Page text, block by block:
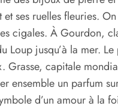
ses ruelles fleuries.
cigales. À Gourdon,
jusqu’à la mer.
Grasse, capitale
ensemble un parfum
d’un amour à la